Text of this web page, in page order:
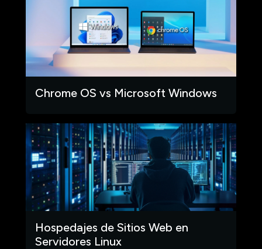
Chrome OS vs Microsoft Windows
Hospedajes de Sitios Web en
Servidores Linux